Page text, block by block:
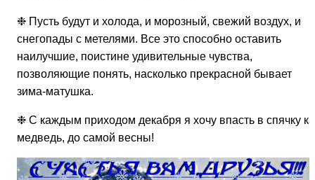
❉ Пусть будут и холода, и морозный, свежий воздух, и
снегопады с метелями. Все это способно оставить
наилучшие, поистине удивительные чувства,
позволяющие понять, насколько прекрасной бывает
зима-матушка.
❉ С каждым приходом декабря я хочу впасть в спячку
медведь, до самой весны!